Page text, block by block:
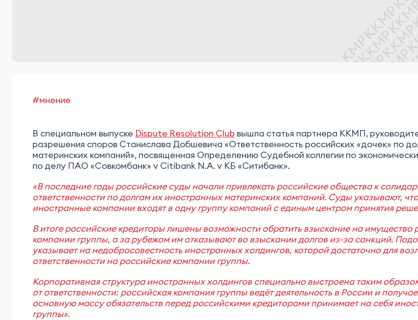
#мнение
В специальном выпуске Dispute Resolution Club вышла статья партнера ККМП,
разрешения споров Станислава Добшевича «Ответственность российских «дочек» по
материнских компаний», посвященная Определению Судебной коллегии по
по делу ПАО «Совкомбанк» v Citibank N.A. v КБ «Ситибанк».
«В последние годы российские суды начали привлекать российские общества к
ответственности по долгам их иностранных материнских компаний. Суды указывают,
иностранные компании входят в одну группу компаний с единым центром принятия
В итоге российские кредиторы лишены возможности обратить взыскание на имущество
компании группы, а за рубежом им отказывают во взыскании долгов из-за санкций.
указывает на недобросовестность иностранных холдингов, которой достаточно для
ответственности на российские компании группы.
Корпоративная структура иностранных холдингов специально выстроена таким
от ответственности: российская компания группы ведёт деятельность в России и
основную массу обязательств перед российскими кредиторами принимает на себя
группы».